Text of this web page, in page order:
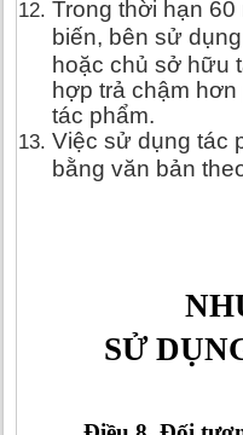
Trong thời hạn
biến, bên sử
hoặc chủ sở hữu
hợp trả chậm
tác phẩm.
Việc sử dụng tác
bằng văn bản
SỬ